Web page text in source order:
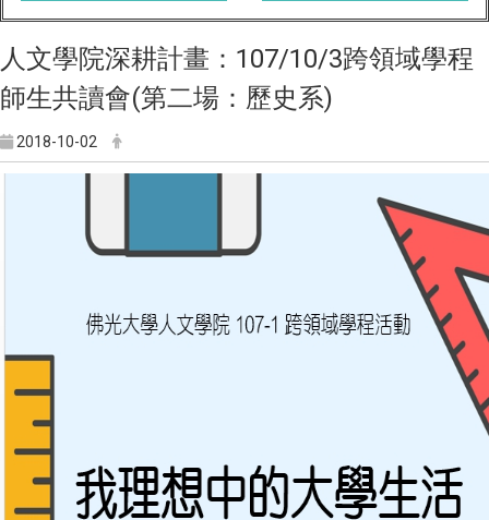
人文學院深耕計畫：107/10/3跨領域學程
師生共讀會(第二場：歷史系)
2018-10-02